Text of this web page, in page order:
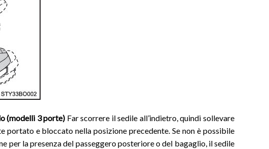
(modelli 3 porte) Far scorrere il sedile all’indietro, quindi sollevare
portato e bloccato nella posizione precedente. Se non è possibile
per la presenza del passeggero posteriore o del bagaglio, il sedile